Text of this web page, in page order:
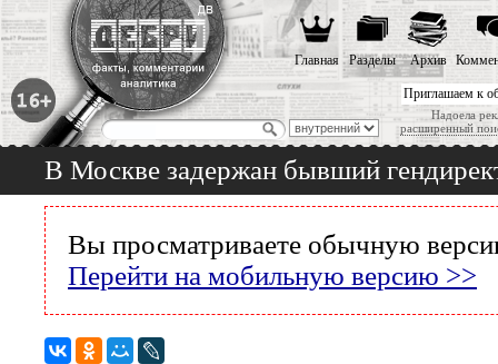
Приглашаем к
Надоела
расширенный
Главная Разделы Архив
В Москве задержан бывший
Вы просматриваете обычную
Перейти на мобильную версию >>